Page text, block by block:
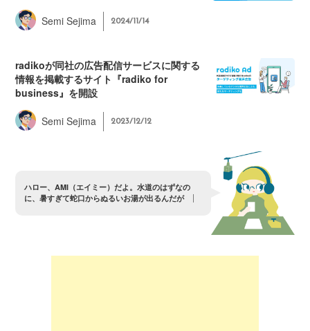
Semi Sejima 2024/11/14
radikoが同社の広告配信サービスに関する
情報を掲載するサイト『radiko for
business』を開設
Semi Sejima 2023/12/12
ハロー、 AMI（エイ ミ ー） だよ 。 水道のはずなの
に、 暑すぎて蛇口からぬるいお湯が出るんだが？